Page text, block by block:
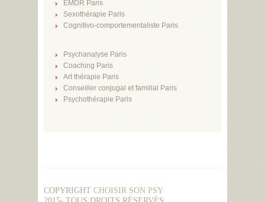
EMDR Paris
Sexothérapie Paris
Cognitivo-comportementaliste Paris
Psychanalyse Paris
Coaching Paris
Art thérapie Paris
Conseiller conjugal et familial Paris
Psychothérapie Paris
COPYRIGHT CHOISIR SON PSY